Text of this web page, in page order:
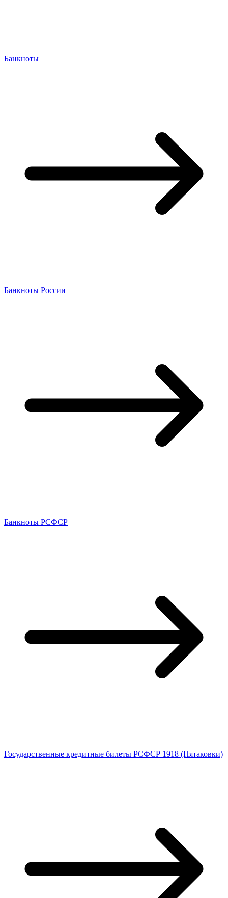
Банкноты
Банкноты России
Банкноты РСФСР
Государственные кредитные билеты РСФСР 1918 (Пятаковки)